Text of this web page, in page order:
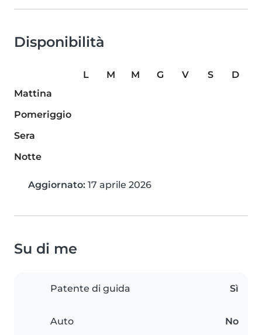
Disponibilità
L M M G V S
D
Mattina
Pomeriggio
Sera
Notte
Aggiornato: 17 aprile 2026
Su di me
Patente di guida Sì
Auto No